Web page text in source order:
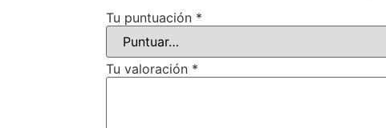
Tu puntuación *
Tu valoración *